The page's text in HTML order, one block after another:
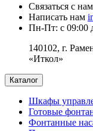
Связаться с
Написать нам
Пн-Пт: с 09:00
140102, г.
«Иткол»
Каталог
Шкафы
Готовые
Фонтанные